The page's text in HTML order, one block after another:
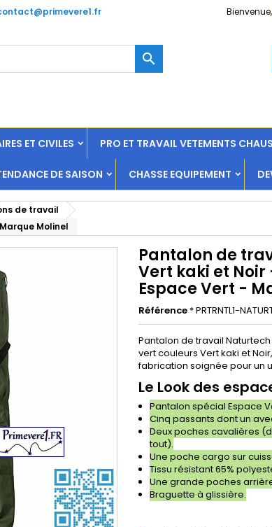
Bienvenue,

ET CIVILES PRO ET TRAVAIL VETEMENTS
DE SAISON CHASSE EQUIPEMENT
de travail
Molinel
Pantalon de
Vert kaki et
Espace Vert -
Référence * PRTRNTL1-
Pantalon de travail
vert couleurs Vert kaki et
fabrication soignée pour un
Le Look des
Pantalon spécial Espace
Cinq passants dont un
Deux poches cavalières
tout).
Une poche cargo sur
Tissu résistant 65%
Une grande poches
Braguette à glissière.